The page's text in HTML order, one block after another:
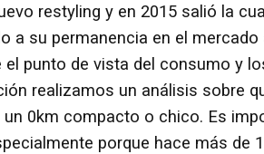
restyling y en 2015 salió la
a su permanencia en el
el punto de vista del consumo y
realizamos un análisis sobre
0km compacto o chico. Es
porque hace más de